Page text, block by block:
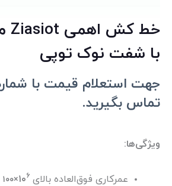
با شفت نوک توپی
تماس بگیرید.
ویژگی‌ها:
عمرکاری فوق‌العاده بالای ۱۰۶ ×۱۰۰